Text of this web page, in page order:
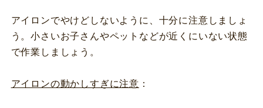
アイロンでやけどしないように、十分に注意しましょ
う。小さいお子さんやペットなどが近くにいない状態
で作業しましょう。
アイロンの動かしすぎに注意 ：